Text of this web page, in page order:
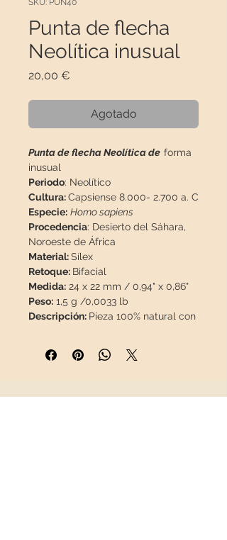
SKU: PUN40
Punta de flecha
Neolítica inusual
20,00 €
Agotado
Punta de flecha Neolítica de forma
inusual
Periodo: Neolítico
Cultura:Capsiense 8.000- 2.700 a. C
Especie: Homo sapiens
Procedencia: Desierto del Sáhara,
Noroeste de África
Material:Sílex
Retoque: Bifacial
Medida: 24 x 22 mm / 0,94" x 0,86"
Peso: 1,5 g /0,0033 lb
Descripción: Pieza 100% natural con
Caja de exposición de regalo.
Esta pieza viajará
asegurada